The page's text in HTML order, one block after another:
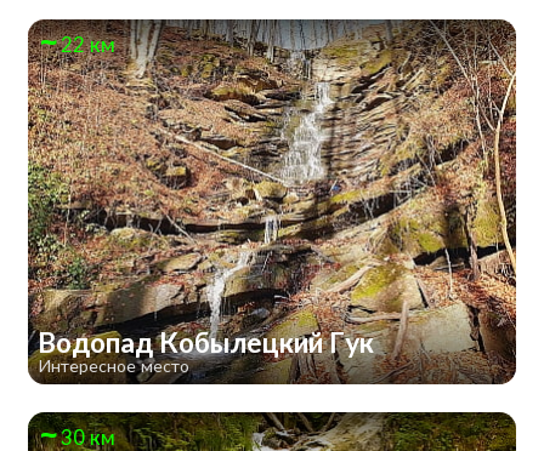
22 км
Водопад Кобылецкий Гук
Интересное место
30 км